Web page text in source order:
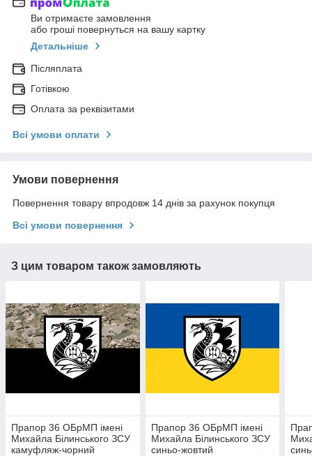
Ви отримаєте замовлення
або гроші повернуться на вашу картку
Детальніше
Післяплата
Готівкою
Оплата за реквізитами
Всі умови оплати
Умови повернення
Повернення товару впродовж 14 днів за рахунок покупця
Всі умови повернення
З цим товаром також замовляють
Прапор 36 ОБрМП імені
Михайла Білинського ЗСУ
камуфляж-чорний
Прапор 36 ОБрМП імені
Михайла Білинського ЗСУ
синьо-жовтий